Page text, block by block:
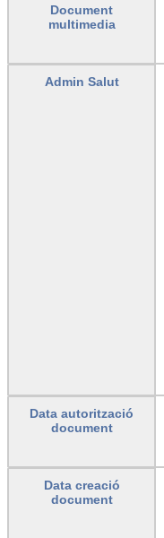
Document
multimedia
Admin Salut
Data autorització
document
Data creació
document